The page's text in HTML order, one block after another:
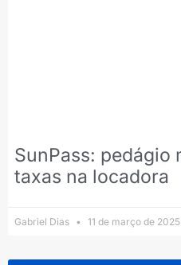
SunPass: pedágio
taxas na locadora
Gabriel Dias 11 de março de 2025